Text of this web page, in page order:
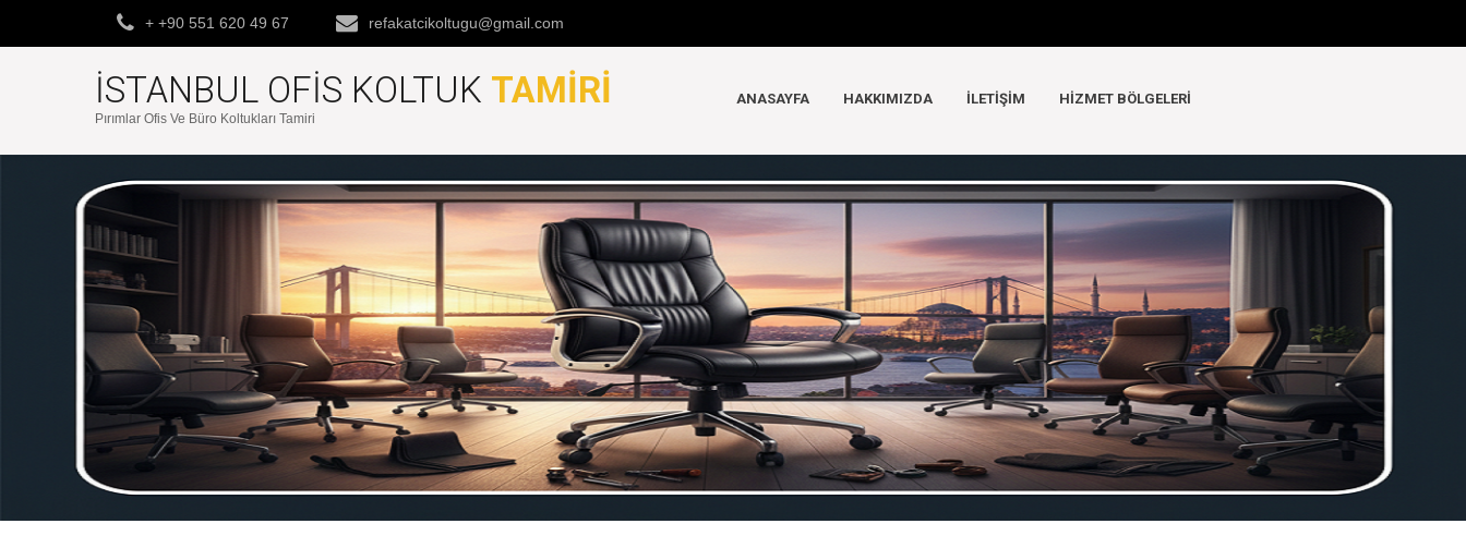
+ +90 551 620 49 67 refakatcikoltugu@gmail.com
İSTANBUL OFIS KOLTUK TAMIRI
Pırımlar Ofis Ve Büro Koltukları Tamiri
ANASAYFA HAKKIMIZDA İLETIŞIM HIZMET BÖLGELERI